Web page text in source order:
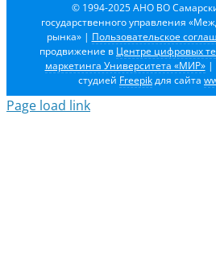
© 1994-2025 АНО ВО
государственного управления
рынка» | Пользовательское
продвижение в Центре цифровых
маркетинга Университета «МИР»|
студией Freepikдля сайта
Page load link